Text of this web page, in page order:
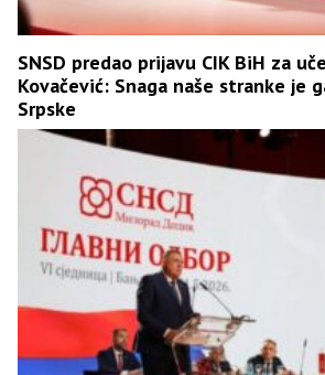
SNSD predao prijavu CIK BiH za
Kovačević: Snaga naše stranke je
Srpske